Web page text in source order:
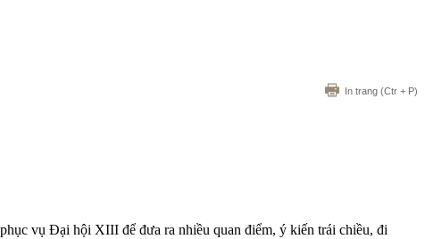
In trang (Ctr + P)
vụ Đại hội XIII để đưa ra nhiều quan điểm, ý kiến trái chiều, đi